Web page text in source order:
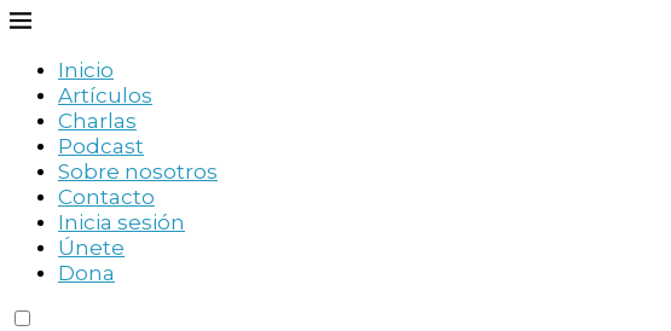
Inicio
Artículos
Charlas
Podcast
Sobre nosotros
Contacto
Inicia sesión
Únete
Dona